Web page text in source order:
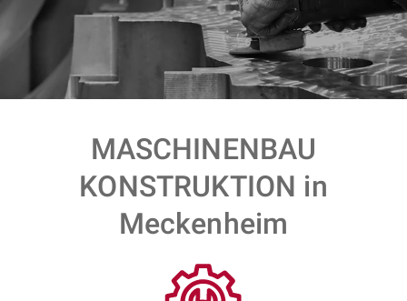
MASCHINENBAU
KONSTRUKTION in
Meckenheim